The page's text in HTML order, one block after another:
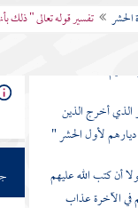
تفسير قوله تعالى " ذلك
"
الذي أخرج الذين
لأول الحشر "
أن كتب الله عليهم
في الآخرة عذاب